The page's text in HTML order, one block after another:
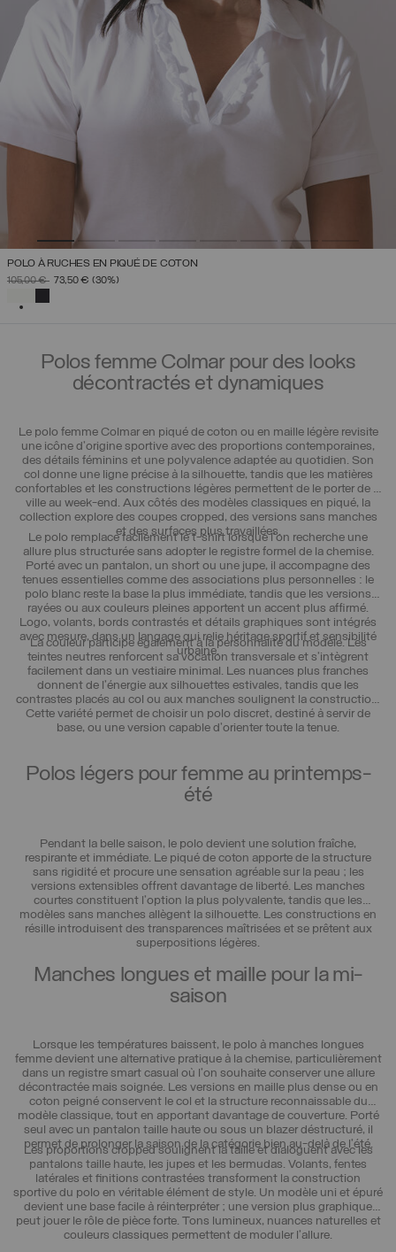
POLO À RUCHES EN PIQUÉ DE COTON
PRIX RÉDUIT DE
105,00 €À73,50 € (30%)
Polos femme Colmar pour des looks
décontractés et dynamiques
Le polo femme Colmar en piqué de coton ou en maille légère revisite
une icône d’origine sportive avec des proportions contemporaines,
des détails féminins et une polyvalence adaptée au quotidien. Son
col donne une ligne précise à la silhouette, tandis que les matières
confortables et les constructions légères permettent de le porter de la
ville au week-end. Aux côtés des modèles classiques en piqué, la
collection explore des coupes cropped, des versions sans manches
et des surfaces plus travaillées.
Le polo remplace facilement le t-shirt lorsque l’on recherche une
allure plus structurée sans adopter le registre formel de la chemise.
Porté avec un pantalon, un short ou une jupe, il accompagne des
tenues essentielles comme des associations plus personnelles : le
polo blanc reste la base la plus immédiate, tandis que les versions
rayées ou aux couleurs pleines apportent un accent plus affirmé.
Logo, volants, bords contrastés et détails graphiques sont intégrés
avec mesure, dans un langage qui relie héritage sportif et sensibilité
urbaine.
La couleur participe également à la personnalité du modèle. Les
teintes neutres renforcent sa vocation transversale et s’intègrent
facilement dans un vestiaire minimal. Les nuances plus franches
donnent de l’énergie aux silhouettes estivales, tandis que les
contrastes placés au col ou aux manches soulignent la construction.
Cette variété permet de choisir un polo discret, destiné à servir de
base, ou une version capable d’orienter toute la tenue.
Polos légers pour femme au printemps-
été
Pendant la belle saison, le polo devient une solution fraîche,
respirante et immédiate. Le piqué de coton apporte de la structure
sans rigidité et procure une sensation agréable sur la peau ; les
versions extensibles offrent davantage de liberté. Les manches
courtes constituent l’option la plus polyvalente, tandis que les
modèles sans manches allègent la silhouette. Les constructions en
résille introduisent des transparences maîtrisées et se prêtent aux
superpositions légères.
Manches longues et maille pour la mi-
saison
Lorsque les températures baissent, le polo à manches longues
femme devient une alternative pratique à la chemise, particulièrement
dans un registre smart casual où l’on souhaite conserver une allure
décontractée mais soignée. Les versions en maille plus dense ou en
coton peigné conservent le col et la structure reconnaissable du
modèle classique, tout en apportant davantage de couverture. Porté
seul avec un pantalon taille haute ou sous un blazer déstructuré, il
permet de prolonger la saison de la catégorie bien au-delà de l’été.
Les proportions cropped soulignent la taille et dialoguent avec les
pantalons taille haute, les jupes et les bermudas. Volants, fentes
latérales et finitions contrastées transforment la construction
sportive du polo en véritable élément de style. Un modèle uni et épuré
devient une base facile à réinterpréter ; une version plus graphique
peut jouer le rôle de pièce forte. Tons lumineux, nuances naturelles et
couleurs classiques permettent de moduler l’allure.